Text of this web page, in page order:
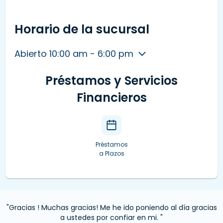
Horario de la sucursal
Abierto 10:00 am - 6:00 pm
Préstamos y Servicios
Financieros
Préstamos
a Plazos
"Gracias ! Muchas gracias! Me he ido poniendo al día gracias
a ustedes por confiar en mi. "